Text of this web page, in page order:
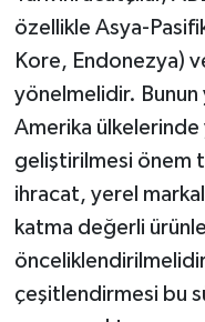
özellikle Asya-
Kore, Endonezya)
yönelmelidir. Bunun
Amerika ülkelerinde
geliştirilmesi önem
ihracat, yerel
katma değerli
çeşitlendirmesi bu